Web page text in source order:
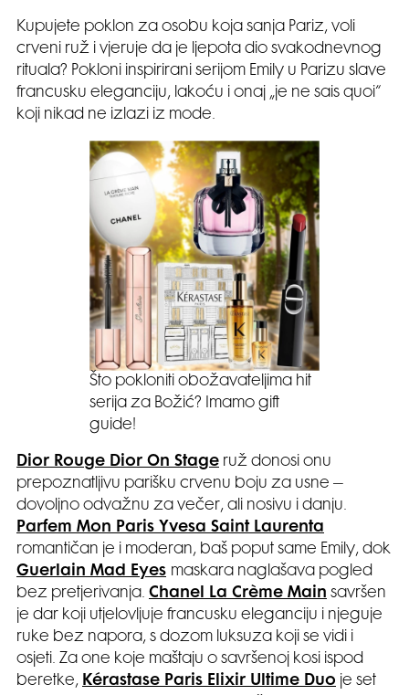
Kupujete poklon za osobu koja sanja Pariz, voli
crveni ruž i vjeruje da je ljepota dio svakodnevnog
rituala? Pokloni inspirirani serijom Emily u Parizu slave
francusku eleganciju, lakoću i onaj „je ne sais quoi“
koji nikad ne izlazi iz mode.
Što pokloniti obožavateljima hit
serija za Božić? Imamo gift
guide!
Dior Rouge Dior On Stage ruž donosi onu
prepoznatljivu parišku crvenu boju za usne –
dovoljno odvažnu za večer, ali nosivu i danju.
Parfem Mon Paris Yvesa Saint Laurenta
romantičan je i moderan, baš poput same Emily, dok
Guerlain Mad Eyes maskara naglašava pogled
bez pretjerivanja. Chanel La Crème Main savršen
je dar koji utjelovljuje francusku eleganciju i njeguje
ruke bez napora, s dozom luksuza koji se vidi i
osjeti. Za one koje maštaju o savršenoj kosi ispod
beretke, Kérastase Paris Elixir Ultime Duo je set